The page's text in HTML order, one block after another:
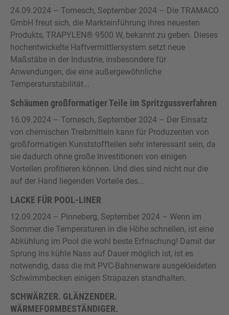
24.09.2024 – Tornesch, September 2024 – Die TRAMACO
GmbH freut sich, die Markteinführung ihres neuesten
Produkts, TRAPYLEN® 9500 W, bekannt zu geben. Dieses
hochentwickelte Haftvermittlersystem setzt neue
Maßstäbe in der Industrie, insbesondere für
Anwendungen, die eine außergewöhnliche
Temperaturstabilität...
Schäumen großformatiger Teile im Spritzgussverfahren
16.09.2024 – Tornesch, September 2024 – Der Einsatz
von chemischen Treibmitteln kann für Produzenten von
großformatigen Kunststoffteilen sehr interessant sein, da
sie dadurch ohne große Investitionen von einigen
Vorteilen profitieren können. Und dies sind nicht nur die
auf der Hand liegenden Vorteile des...
LACKE FÜR POOL-LINER
12.09.2024 – Pinneberg, September 2024 – Wenn im
Sommer die Temperaturen in die Höhe schnellen, ist eine
Abkühlung im Pool die wohl beste Erfrischung! Damit der
Sprung ins kühle Nass auf Dauer möglich ist, ist es
notwendig, dass die mit PVC-Bahnenware ausgekleideten
Schwimmbecken einigen Strapazen standhalten.
SCHWÄRZER. GLÄNZENDER.
WÄRMEFORMBESTÄNDIGER.